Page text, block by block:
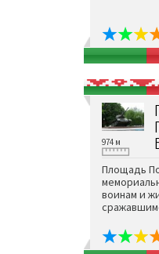
974 м
Площадь
воинам и